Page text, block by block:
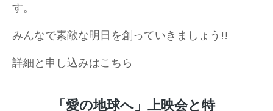
す。
みんなで素敵な明日を創っていきましょう!!
詳細と申し込みはこちら